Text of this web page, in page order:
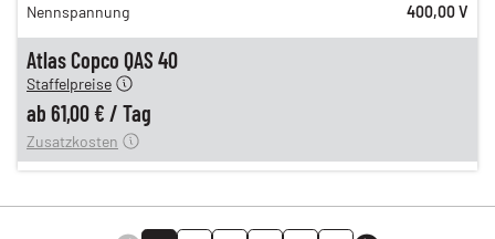
Atlas Copco QAS 40
71,00 €
Staffelpreise
ab 61,00 € / Tag
12,00 €
Zusatzkosten
Nennspannung
400,00 V